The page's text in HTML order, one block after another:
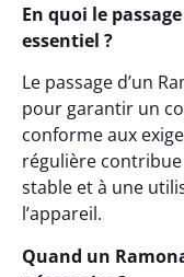
En quoi le
essentiel ?
Le passage d’un
pour garantir un
conforme aux
régulière
stable et à une
l’appareil.
Quand un